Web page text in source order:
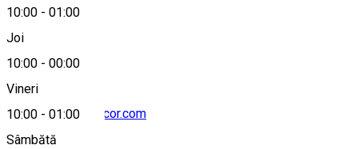
10:00 - 01:00
Joi
10:00 - 00:00
Vineri
10:00 - 01:00
Sâmbătă
winestone37@accor.com